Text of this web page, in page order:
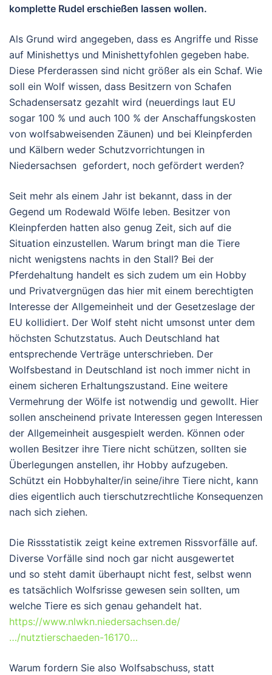
komplette Rudel erschießen lassen wollen.
Als Grund wird angegeben, dass es Angriffe und Risse
auf Minishettys und Minishettyfohlen gegeben habe.
Diese Pferderassen sind nicht größer als ein Schaf. Wie
soll ein Wolf wissen, dass Besitzern von Schafen
Schadensersatz gezahlt wird (neuerdings laut EU
sogar 100 % und auch 100 % der Anschaffungskosten
von wolfsabweisenden Zäunen) und bei Kleinpferden
und Kälbern weder Schutzvorrichtungen in
Niedersachsen gefordert, noch gefördert werden?
Seit mehr als einem Jahr ist bekannt, dass in der
Gegend um Rodewald Wölfe leben. Besitzer von
Kleinpferden hatten also genug Zeit, sich auf die
Situation einzustellen. Warum bringt man die Tiere
nicht wenigstens nachts in den Stall? Bei der
Pferdehaltung handelt es sich zudem um ein Hobby
und Privatvergnügen das hier mit einem berechtigten
Interesse der Allgemeinheit und der Gesetzeslage der
EU kollidiert. Der Wolf steht nicht umsonst unter dem
höchsten Schutzstatus. Auch Deutschland hat
entsprechende Verträge unterschrieben. Der
Wolfsbestand in Deutschland ist noch immer nicht in
einem sicheren Erhaltungszustand. Eine weitere
Vermehrung der Wölfe ist notwendig und gewollt. Hier
sollen anscheinend private Interessen gegen Interessen
der Allgemeinheit ausgespielt werden. Können oder
wollen Besitzer ihre Tiere nicht schützen, sollten sie
Überlegungen anstellen, ihr Hobby aufzugeben.
Schützt ein Hobbyhalter/in seine/ihre Tiere nicht, kann
dies eigentlich auch tierschutzrechtliche Konsequenzen
nach sich ziehen.
Die Rissstatistik zeigt keine extremen Rissvorfälle auf.
Diverse Vorfälle sind noch gar nicht ausgewertet
und so steht damit überhaupt nicht fest, selbst wenn
es tatsächlich Wolfsrisse gewesen sein sollten, um
welche Tiere es sich genau gehandelt hat.
https://www.nlwkn.niedersachsen.de/
…/nutztierschaeden-16170…
Warum fordern Sie also Wolfsabschuss, statt